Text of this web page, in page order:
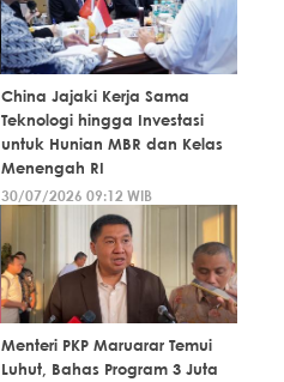
China Jajaki Kerja Sama
Teknologi hingga Investasi
untuk Hunian MBR dan Kelas
Menengah RI
30/07/2026 09:12 WIB
Menteri PKP Maruarar Temui
Luhut, Bahas Program 3 Juta